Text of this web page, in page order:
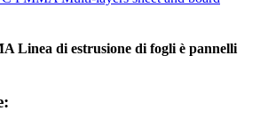
Linea di estrusione di fogli è pannelli